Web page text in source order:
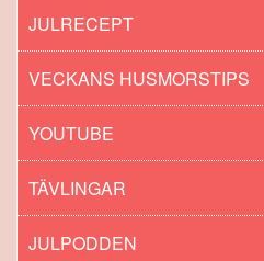
JULRECEPT
VECKANS HUSMORSTIPS
YOUTUBE
TÄVLINGAR
JULPODDEN